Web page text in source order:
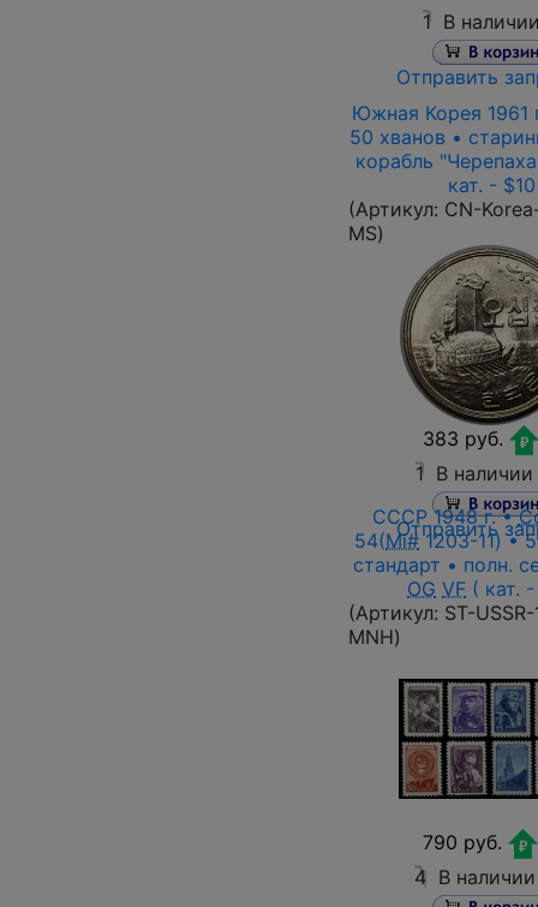
1 В
Отправить
Южная Корея 1961
50 хванов •
корабль
кат. -
(Артикул: CN-
MS)
383 руб.
1 В
Отправить
СССР 1948 г. •
54(Mi#1203-11) •
стандарт • полн.
OG VF ( кат.
(Артикул: ST-
MNH)
790 руб.
4 В